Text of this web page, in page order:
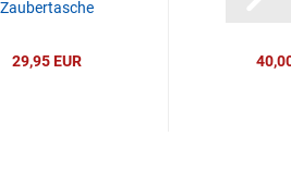
Zaubertasche
29,95 EUR